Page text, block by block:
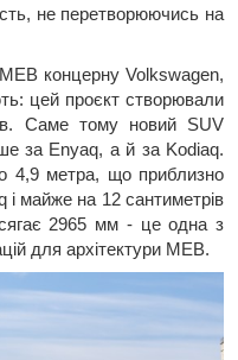
не перетворюючись на
концерну Volkswagen,
цей проєкт створювали
Саме тому новий SUV
за Enyaq, а й за Kodiaq.
4,9 метра, що приблизно
майже на 12 сантиметрів
2965 мм - це одна з
для архітектури MEB.